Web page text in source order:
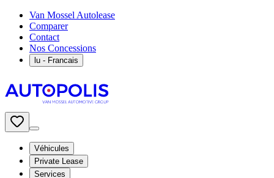
Van Mossel Autolease
Comparer
Contact
Nos Concessions
lu - Francais
Véhicules
Private Lease
Services